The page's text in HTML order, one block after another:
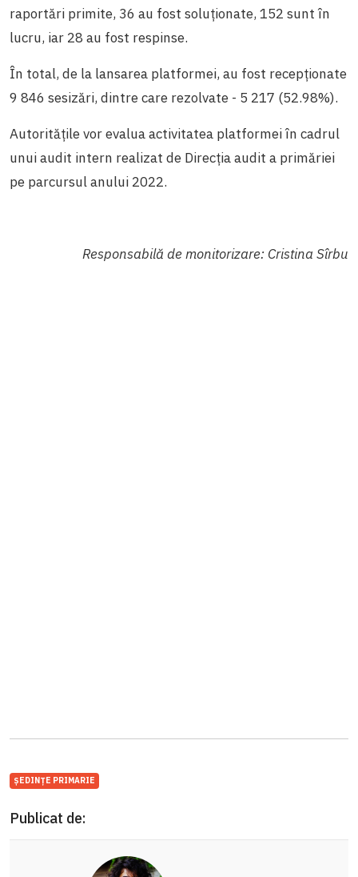
raportări primite, 36 au fost soluționate, 152 sunt în
lucru, iar 28 au fost respinse.
În total, de la lansarea platformei, au fost recepționate
9 846 sesizări, dintre care rezolvate - 5 217 (52.98%).
Autoritățile vor evalua activitatea platformei în cadrul
unui audit intern realizat de Direcția audit a primăriei
pe parcursul anului 2022.
Responsabilă de monitorizare: Cristina Sîrbu
ȘEDINȚE PRIMARIE
Publicat de: